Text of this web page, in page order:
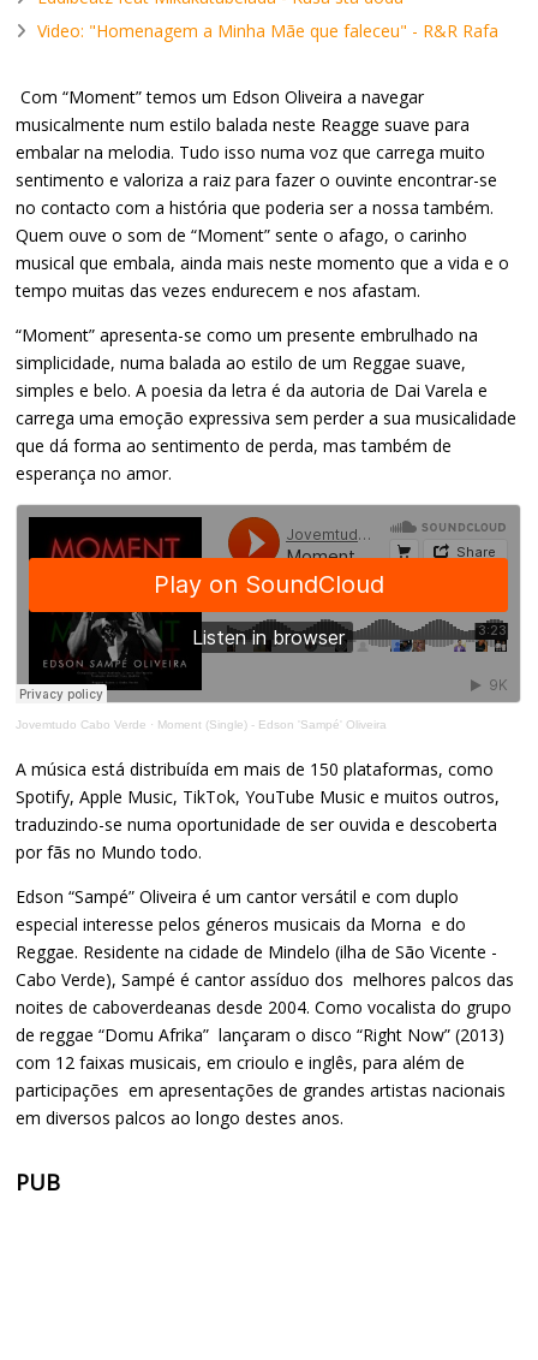
Video: "Homenagem a Minha Mãe que faleceu" - R&R Rafa
Com “Moment” temos um Edson Oliveira a navegar
musicalmente num estilo balada neste Reagge suave para
embalar na melodia. Tudo isso numa voz que carrega muito
sentimento e valoriza a raiz para fazer o ouvinte encontrar-se
no contacto com a história que poderia ser a nossa também.
Quem ouve o som de “Moment” sente o afago, o carinho
musical que embala, ainda mais neste momento que a vida e o
tempo muitas das vezes endurecem e nos afastam.
“Moment” apresenta-se como um presente embrulhado na
simplicidade, numa balada ao estilo de um Reggae suave,
simples e belo. A poesia da letra é da autoria de Dai Varela e
carrega uma emoção expressiva sem perder a sua musicalidade
que dá forma ao sentimento de perda, mas também de
esperança no amor.
Jovemtudo Cabo Verde · Moment (Single) - Edson 'Sampé' Oliveira
A música está distribuída em mais de 150 plataformas, como
Spotify, Apple Music, TikTok, YouTube Music e muitos outros,
traduzindo-se numa oportunidade de ser ouvida e descoberta
por fãs no Mundo todo.
Edson “Sampé” Oliveira é um cantor versátil e com duplo
especial interesse pelos géneros musicais da Morna e do
Reggae. Residente na cidade de Mindelo (ilha de São Vicente -
Cabo Verde), Sampé é cantor assíduo dos melhores palcos das
noites de caboverdeanas desde 2004. Como vocalista do grupo
de reggae “Domu Afrika” lançaram o disco “Right Now” (2013)
com 12 faixas musicais, em crioulo e inglês, para além de
participações em apresentações de grandes artistas nacionais
em diversos palcos ao longo destes anos.
PUB